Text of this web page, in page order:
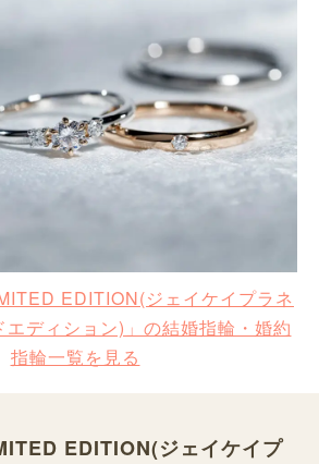
EDITION(ジェイケイプラネ
エディション)」の結婚指輪・婚約
指輪一覧を見る
EDITION(ジェイケイプ